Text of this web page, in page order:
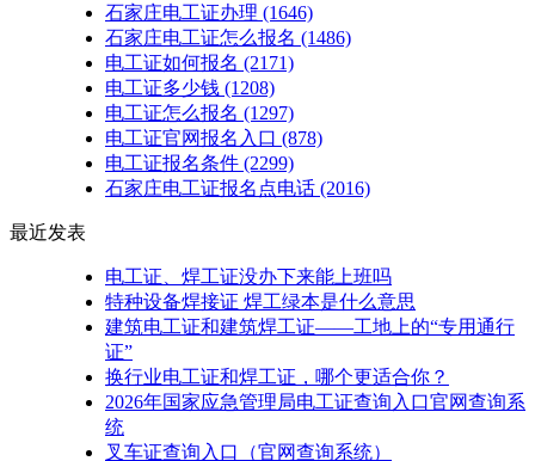
石家庄电工证办理 (1646)
石家庄电工证怎么报名 (1486)
电工证如何报名 (2171)
电工证多少钱 (1208)
电工证怎么报名 (1297)
电工证官网报名入口 (878)
电工证报名条件 (2299)
石家庄电工证报名点电话 (2016)
最近发表
电工证、焊工证没办下来能上班吗
特种设备焊接证 焊工绿本是什么意思
建筑电工证和建筑焊工证——工地上的“专用通行
证”
换行业电工证和焊工证，哪个更适合你？
2026年国家应急管理局电工证查询入口官网查询系
统
叉车证查询入口（官网查询系统）